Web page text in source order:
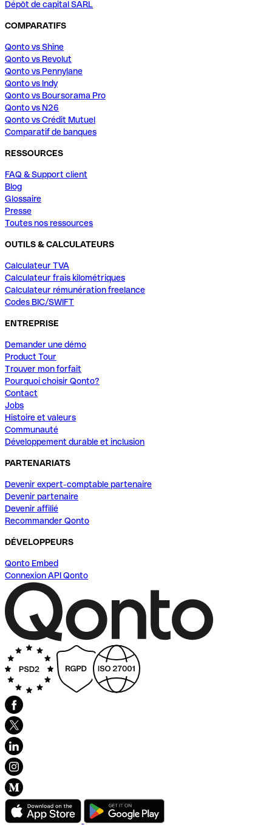
Dépôt de capital SARL
COMPARATIFS
Qonto vs Shine
Qonto vs Revolut
Qonto vs Pennylane
Qonto vs Indy
Qonto vs Boursorama Pro
Qonto vs N26
Qonto vs Crédit Mutuel
Comparatif de banques
RESSOURCES
FAQ & Support client
Blog
Glossaire
Presse
Toutes nos ressources
OUTILS & CALCULATEURS
Calculateur TVA
Calculateur frais kilométriques
Calculateur rémunération freelance
Codes BIC/SWIFT
ENTREPRISE
Demander une démo
Product Tour
Trouver mon forfait
Pourquoi choisir Qonto?
Contact
Jobs
Histoire et valeurs
Communauté
Développement durable et inclusion
PARTENARIATS
Devenir expert-comptable partenaire
Devenir partenaire
Devenir affilié
Recommander Qonto
DÉVELOPPEURS
Qonto Embed
Connexion API Qonto